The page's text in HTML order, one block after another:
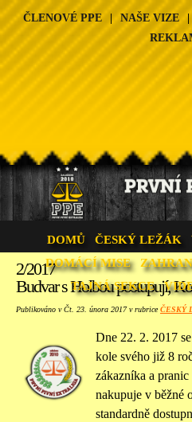
ČLENOVÉ PPE | NAŠE VIZE |
DOMŮ ČESKÝ LEŽÁK
DOMÁCÍ MISE
TAJNÁ SEKCE
2/2017
Budvar s Holbou postupují,
Publikováno v Čt. 23. února 2017 v rubriceČESKÝ
Dne 22. 2. 2017
kole svého již 8
zákazníka a
nakupuje v běžné
standardně